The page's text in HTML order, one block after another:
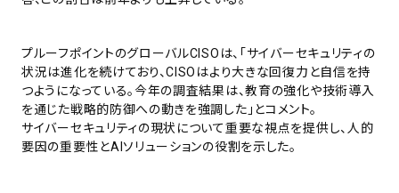
プルーフポイントのグローバルCISOは、「サイバーセキュリティの
状況は進化を続けており、CISOはより大きな回復力と自信を持
つようになっている。今年の調査結果は、教育の強化や技術導入
を通じた戦略的防御への動きを強調した」とコメント。
サイバーセキュリティの現状について重要な視点を提供し、人的
要因の重要性とAIソリューションの役割を示した。